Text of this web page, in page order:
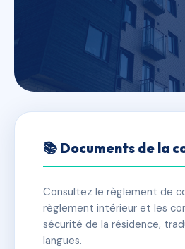
LE REMORA
✓ Immatriculée 🏠 102 lots
📞 Contacter Syndic Digital
📚 Documents de la
Consultez le règlement de
règlement intérieur et les
sécurité de la résidence,
langues.